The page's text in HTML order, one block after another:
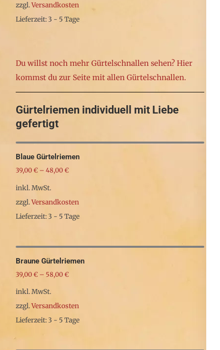
zzgl.Versandkosten
Lieferzeit: 3 - 5 Tage
Du willst noch mehr Gürtelschnallen sehen? Hier
kommst du zur Seite mit allen Gürtelschnallen.
Gürtelriemen individuell mit Liebe
gefertigt
Blaue Gürtelriemen
39,00€ – 48,00€
inkl. MwSt.
zzgl.Versandkosten
Lieferzeit: 3 - 5 Tage
Produkt
weist
mehrere
Varianten
auf.
Die
Braune Gürtelriemen
39,00€ – 58,00€
inkl. MwSt.
zzgl.Versandkosten
Lieferzeit: 3 - 5 Tage